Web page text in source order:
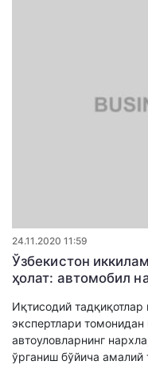
24.11.2020 11:59
Ўзбекистон
ҳолат: автомобил
Иқтисодий
экспертлари
автоуловларнинг
ўрганиш бўйича амалий